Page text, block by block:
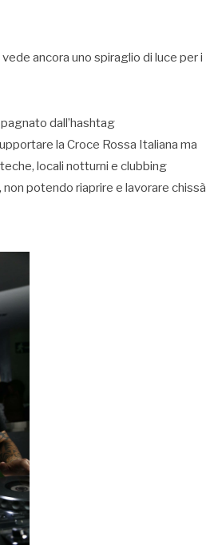
ancora uno spiraglio di luce per i
dall’hashtag
la Croce Rossa Italiana ma
locali notturni e clubbing
potendo riaprire e lavorare chissà